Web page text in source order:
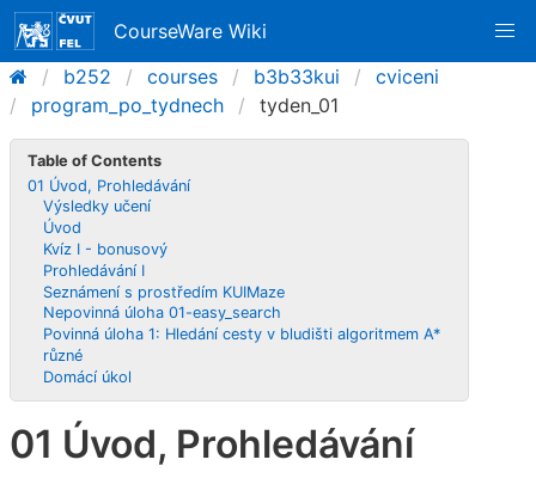
CourseWare Wiki
b252
courses b3b33kui
cviceni
program_po_tydnech
tyden_01
Table of Contents
01 Úvod, Prohledávání
Výsledky učení
Úvod
Kvíz I - bonusový
Prohledávání I
Seznámení s prostředím KUIMaze
Nepovinná úloha 01-easy_search
Povinná úloha 1: Hledání cesty v bludišti algoritmem A*
různé
Domácí úkol
01 Úvod, Prohledávání